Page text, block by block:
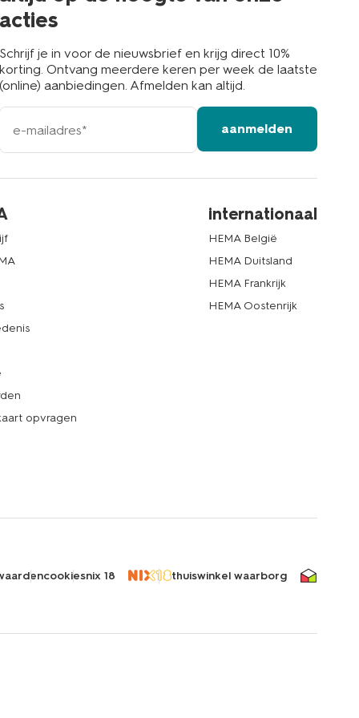
je in voor de nieuwsbrief en krijg direct 10%
Ontvang meerdere keren per week de laatste
aanbiedingen. Afmelden kan altijd.
aanmelden
opvragen
internationaal
HEMA België
HEMA Duitsland
HEMA Frankrijk
HEMA Oostenrijk
cookiesnix 18 thuiswinkel waarborg